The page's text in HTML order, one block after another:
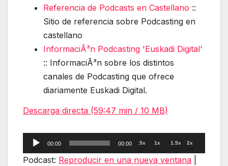
Referencia de Podcasts en Castellano ::
Sitio de referencia sobre Podcasting en
castellano
InformaciÃ³n Podcasting 'Euskadi Digital'
:: InformaciÃ³n sobre los distintos
canales de Podcasting que ofrece
diariamente Euskadi Digital.
Descarga directa (59:47 min / 10 MB)
Reproductor
de
00:00 00:00 .5x 1x 1.5x 2x
Podcast: Reproducir en una nueva ventana